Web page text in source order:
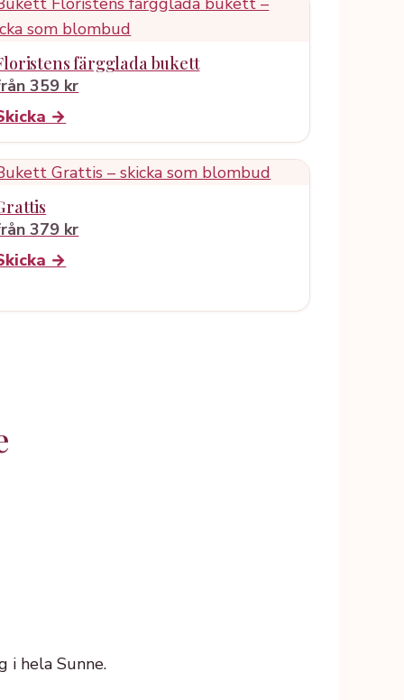
färgglada bukett
359 kr
→
379 kr
→
i hela Sunne.